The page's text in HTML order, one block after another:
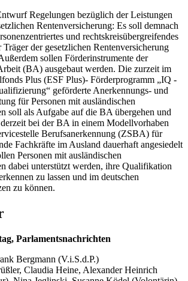
Regelungen bezüglich der Leistungen
Rentenversicherung: Es soll demnach
und rechtskreisübergreifendes
Träger der gesetzlichen Rentenversicherung
sollen Förderinstrumente der
(BA) ausgebaut werden. Die zurzeit im
Plus (ESF Plus)- Förderprogramm „IQ -
geförderte Anerkennungs- und
für Personen mit ausländischen
soll als Aufgabe auf die BA übergehen und
bei der BA in einem Modellvorhaben
Berufsanerkennung (ZSBA) für
Fachkräfte im Ausland dauerhaft angesiedelt
Personen mit ausländischen
dabei unterstützt werden, ihre Qualifikation
zu lassen und im deutschen
zu können.
Parlamentsnachrichten
Bergmann (V.i.S.d.P.)
Claudia Heine, Alexander Heinrich